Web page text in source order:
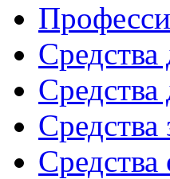
Средства